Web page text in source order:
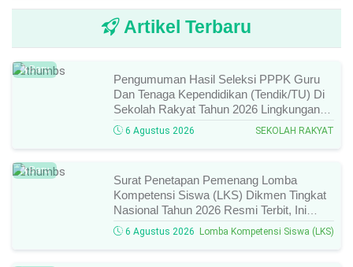
Artikel Terbaru
Baru
Pengumuman Hasil Seleksi PPPK Guru
Dan Tenaga Kependidikan (Tendik/TU) Di
Sekolah Rakyat Tahun 2026 Lingkungan
Kementerian Sosial RI, Ini Daftar Nama
Peserta Yang Lolos!
6 Agustus 2026 SEKOLAH RAKYAT
Baru
Surat Penetapan Pemenang Lomba
Kompetensi Siswa (LKS) Dikmen Tingkat
Nasional Tahun 2026 Resmi Terbit, Ini
Daftar Lengkap Nama Juara Dan Peraih
Medali!
6 Agustus 2026 Lomba Kompetensi Siswa (LKS)